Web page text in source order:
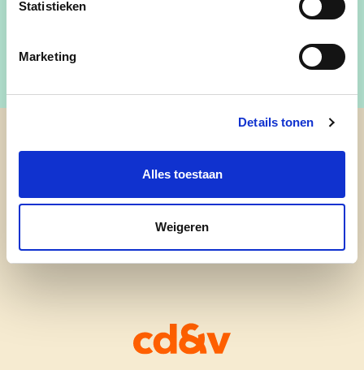
Statistieken
Marketing
Details tonen
Alles toestaan
Weigeren
Gemeenteraadslid
cd&v Waregem